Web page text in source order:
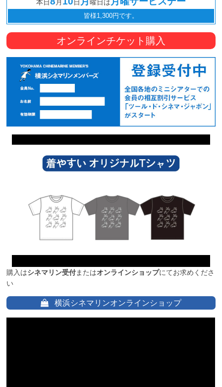
本日 月 日 曜日は
皆様1,300円です。
オンラインチケット購入
購入はシネマリン受付またはオンラインショップにてお求めくださ
い
横浜シネマリンオンラインショップ